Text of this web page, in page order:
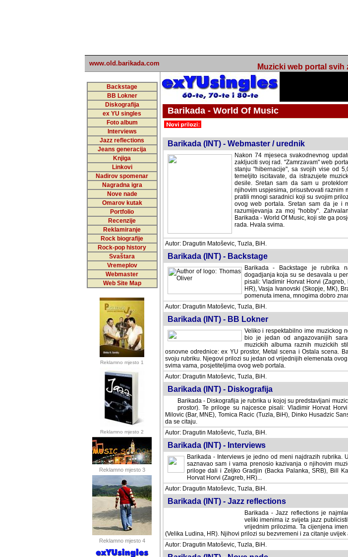
www.old.barikada.com Muzicki web portal svih
Backstage
BB Lokner
Diskografija
ex YU singles
Foto album
Interviews
Jazz reflections
Jeans generacija
Knjiga
Linkovi
Nadirov spomenar
Nagradna igra
Nove nade
Omarov kutak
Portfolio
Recenzije
Reklamiranje
Rock biografije
Rock-pop history
Svaštara
Vremeplov
Webmaster
Web Site Map
Reklamno mjesto 1
Reklamno mjesto 2
Reklamno mjesto 3
Reklamno mjesto 4
Barikada - World Of Music
Barikada (INT) - Webmaster / urednik
Nakon 74 mjeseca svakodnevnog
zakljuciti svoj rad. "Zamrzavam" web
stanju "hibernacije", sa svojih vise od
temeljito iscitavate, da istrazujete
Sretan sam da sam u proteklom
uspjesima, prisustvovati raznim
mnogi saradnici koji su svojim prilozima
web portala. Sretan sam da je i moj
razumijevanja za moj "hobby".
Barikada - World Of Music, koji ste ga
rada. Hvala svima.
Autor: Dragutin Matoševic, Tuzla, BiH.
Barikada (INT) - Backstage
Barikada - Backstage je rubrika
dogadjanja koja su se desavala u
pisali: Vladimir Horvat Horvi
HR), Vasja Ivanovski (Skopje, MK),
pomenuta imena, mnogima dobro
Autor: Dragutin Matoševic, Tuzla, BiH.
Barikada (INT) - BB Lokner
Veliko i respektabilno ime muzickog
bio je jedan od angazovanijih
albuma raznih muzickih stilova.
odrednice: ex YU prostor, Metal scena i Ostala scena. Bane je
Njegovi prilozi su jedan od vrijednijih elemenata ovog web
posjetiteljima ovog web portala.
Autor: Dragutin Matoševic, Tuzla, BiH.
Barikada (INT) - Diskografija
Barikada - Diskografija je rubrika u kojoj su predstavljani
prostor). Te priloge su najcesce pisali: Vladimir Horvat Horvi
(Bar, MNE), Tomica Racic (Tuzla, BiH), Dinko Husadzic Sansky
citaju.
Autor: Dragutin Matoševic, Tuzla, BiH.
Barikada (INT) - Interviews
Barikada - Interviews je jedno od meni najdrazih rubrika.
saznavao sam i vama prenosio kazivanja o njihovim
priloge dali i Zeljko Gradjin (Backa Palanka, SRB), Bill
Horvat Horvi (Zagreb, HR)...
Autor: Dragutin Matoševic, Tuzla, BiH.
Barikada (INT) - Jazz reflections
Barikada - Jazz reflections je
imenima iz svijeta jazz publicistike
vrijednim prilozima. Ta cijenjena
(Velika Ludina, HR). Njihovi prilozi su bezvremeni i za citanje uvijek
Autor: Dragutin Matoševic, Tuzla, BiH.